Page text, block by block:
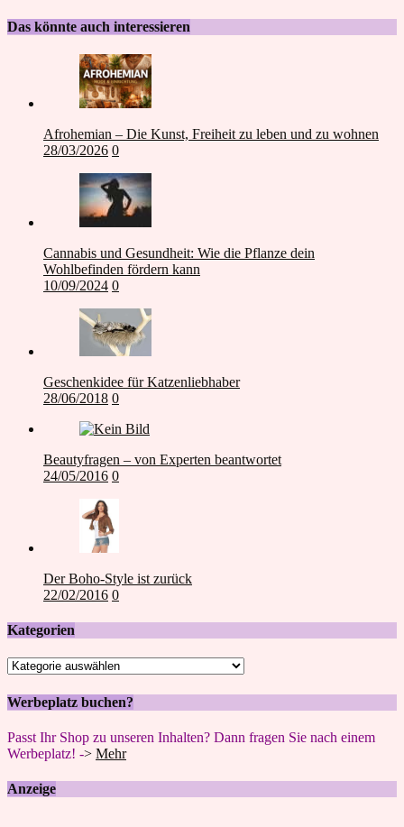
Das könnte auch interessieren
Afrohemian – Die Kunst, Freiheit zu leben und zu wohnen
28/03/2026 0
Cannabis und Gesundheit: Wie die Pflanze dein
Wohlbefinden fördern kann
10/09/2024 0
Geschenkidee für Katzenliebhaber
28/06/2018 0
Beautyfragen – von Experten beantwortet
24/05/2016 0
Der Boho-Style ist zurück
22/02/2016 0
Kategorien
Kategorien
Werbeplatz buchen?
Passt Ihr Shop zu unseren Inhalten? Dann fragen Sie nach einem
Werbeplatz! -> Mehr
Anzeige